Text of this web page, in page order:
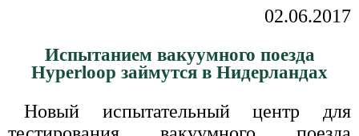
02.06.2017
Испытанием вакуумного поезда
Hyperloop займутся в Нидерландах
Новый испытательный центр для